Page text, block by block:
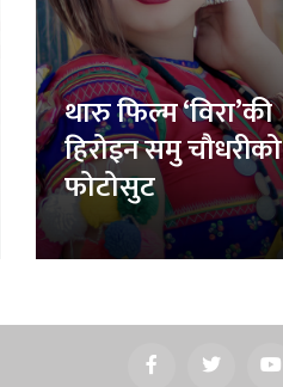
थारु फिल्म ‘विरा’की
हिरोइन समु चौधरीको
फोटोसुट